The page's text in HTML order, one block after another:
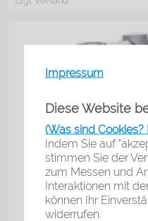
Impressum
Diese Website
(Was sind
Indem Sie auf
stimmen Sie der
zum Messen und
Interaktionen mit
können Ihr
widerrufen.